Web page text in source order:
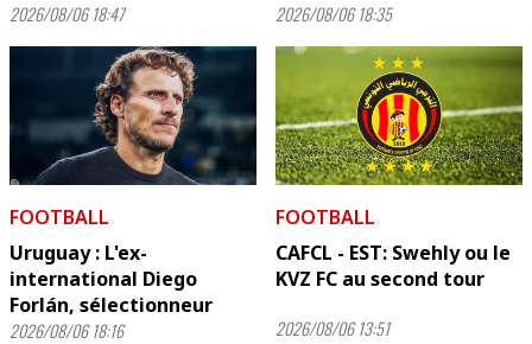
2026/08/06 18:47 2026/08/06 18:35
FOOTBALL
Uruguay : L'ex-
international Diego
Forlán, sélectionneur
2026/08/06 18:16
FOOTBALL
CAFCL - EST: Swehly ou le
KVZ FC au second tour
2026/08/06 13:51